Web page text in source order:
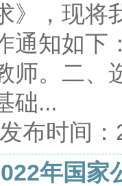
》，现将
通知如下
师。二、
础...
发布时间
年国家